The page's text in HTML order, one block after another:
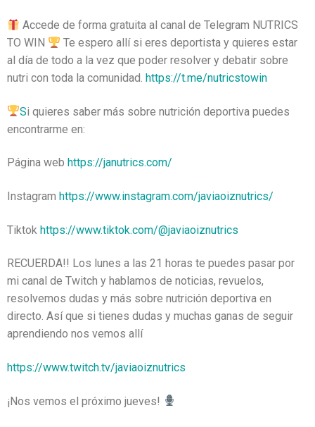
Accede de forma gratuita al canal de Telegram NUTRICS
TO WIN
Te espero allí si eres deportista y quieres estar
al día de todo a la vez que poder resolver y debatir sobre
nutri con toda la comunidad. https://t.me/nutricstowin
Si quieres saber más sobre nutrición deportiva puedes
encontrarme en:
Página web https://janutrics.com/
Instagram https://www.instagram.com/javiaoiznutrics/
Tiktok https://www.tiktok.com/@javiaoiznutrics
RECUERDA!! Los lunes a las 21 horas te puedes pasar por
mi canal de Twitch y hablamos de noticias, revuelos,
resolvemos dudas y más sobre nutrición deportiva en
directo. Así que si tienes dudas y muchas ganas de seguir
aprendiendo nos vemos allí
https://www.twitch.tv/javiaoiznutrics
¡Nos vemos el próximo jueves!